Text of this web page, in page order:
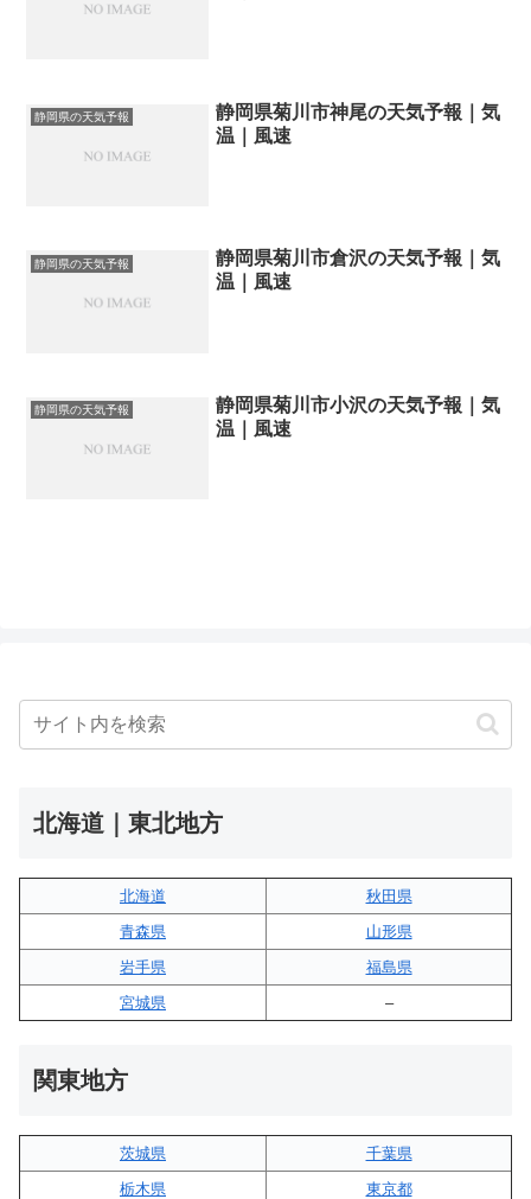
静岡県の天気予報
静岡県菊川市神尾の天気予報｜気
温｜風速
静岡県の天気予報
静岡県菊川市倉沢の天気予報｜気
温｜風速
静岡県の天気予報
静岡県菊川市小沢の天気予報｜気
温｜風速
北海道｜東北地方
北海道
秋田県
青森県
山形県
岩手県
福島県
宮城県
–
関東地方
茨城県
千葉県
栃木県
東京都